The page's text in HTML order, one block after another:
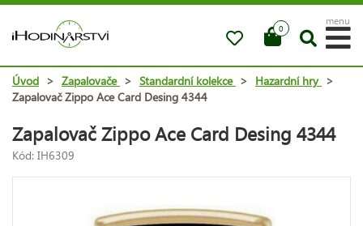
0
menu
Úvod > Zapalovače > Standardní kolekce > Hazardní hry >
Zapalovač Zippo Ace Card Desing 4344
Zapalovač Zippo Ace Card Desing 4344
Kód: IH6309